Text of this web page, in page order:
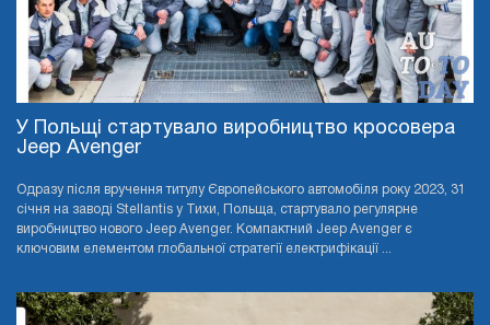
У Польщі стартувало виробництво кросовера
Jeep Avenger
Одразу після вручення титулу Європейського автомобіля року 2023, 31
січня на заводі Stellantis у Тихи, Польща, стартувало регулярне
виробництво нового Jeep Avenger. Компактний Jeep Avenger є
ключовим елементом глобальної стратегії електрифікації ...